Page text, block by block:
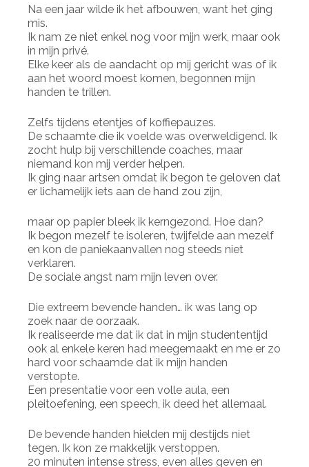
Na een jaar wilde ik het afbouwen, want het ging
mis.
Ik nam ze niet enkel nog voor mijn werk, maar ook
in mijn privé.
Elke keer als de aandacht op mij gericht was of ik
aan het woord moest komen, begonnen mijn
handen te trillen.
Zelfs tijdens etentjes of koffiepauzes.
De schaamte die ik voelde was overweldigend. Ik
zocht hulp bij verschillende coaches, maar
niemand kon mij verder helpen.
Ik ging naar artsen omdat ik begon te geloven dat
er lichamelijk iets aan de hand zou zijn,
maar op papier bleek ik kerngezond. Hoe dan?
Ik begon mezelf te isoleren, twijfelde aan mezelf
en kon de paniekaanvallen nog steeds niet
verklaren.
De sociale angst nam mijn leven over.
Die extreem bevende handen… ik was lang op
zoek naar de oorzaak.
Ik realiseerde me dat ik dat in mijn studententijd
ook al enkele keren had meegemaakt en me er zo
hard voor schaamde dat ik mijn handen
verstopte.
Een presentatie voor een volle aula, een
pleitoefening, een speech, ik deed het allemaal.
De bevende handen hielden mij destijds niet
tegen. Ik kon ze makkelijk verstoppen.
20 minuten intense stress, even alles geven en